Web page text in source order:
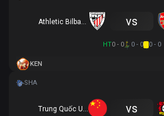
vs
HT0 - 0 0 - 0 0 - 0
KEN
vs